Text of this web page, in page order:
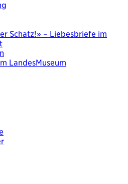
war. Eine Bilderchronik
der Künstlerin Ursula Wolf